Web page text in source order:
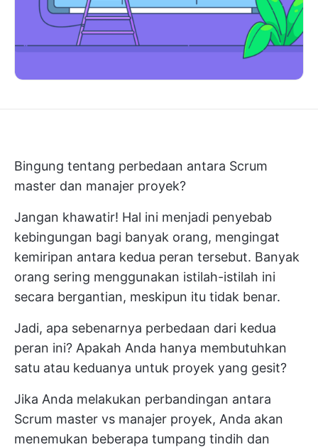
Bingung tentang perbedaan antara Scrum
master dan manajer proyek?
Jangan khawatir! Hal ini menjadi penyebab
kebingungan bagi banyak orang, mengingat
kemiripan antara kedua peran tersebut. Banyak
orang sering menggunakan istilah-istilah ini
secara bergantian, meskipun itu tidak benar.
Jadi, apa sebenarnya perbedaan dari kedua
peran ini? Apakah Anda hanya membutuhkan
satu atau keduanya untuk proyek yang gesit?
Jika Anda melakukan perbandingan antara
Scrum master vs manajer proyek, Anda akan
menemukan beberapa tumpang tindih dan